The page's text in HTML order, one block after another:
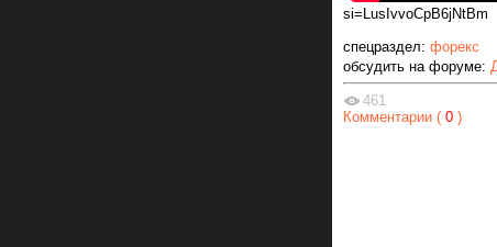
si=LusIvvoCpB6jNtBm
спецраздел: форекс
обсудить на форуме:
461
Комментарии ( 0 )